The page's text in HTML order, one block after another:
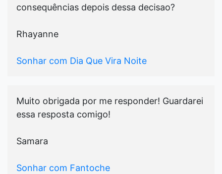
consequências depois dessa decisao?
Rhayanne
Sonhar com Dia Que Vira Noite
Muito obrigada por me responder! Guardarei
essa resposta comigo!
Samara
Sonhar com Fantoche